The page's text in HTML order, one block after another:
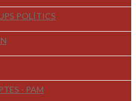
POLÍTICS
- PAM